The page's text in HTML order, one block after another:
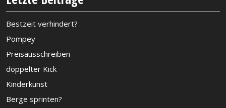
Bestzeit verhindert?
Pompey
Preisausschreiben
doppelter Kick
Kinderkunst
Berge sprinten?